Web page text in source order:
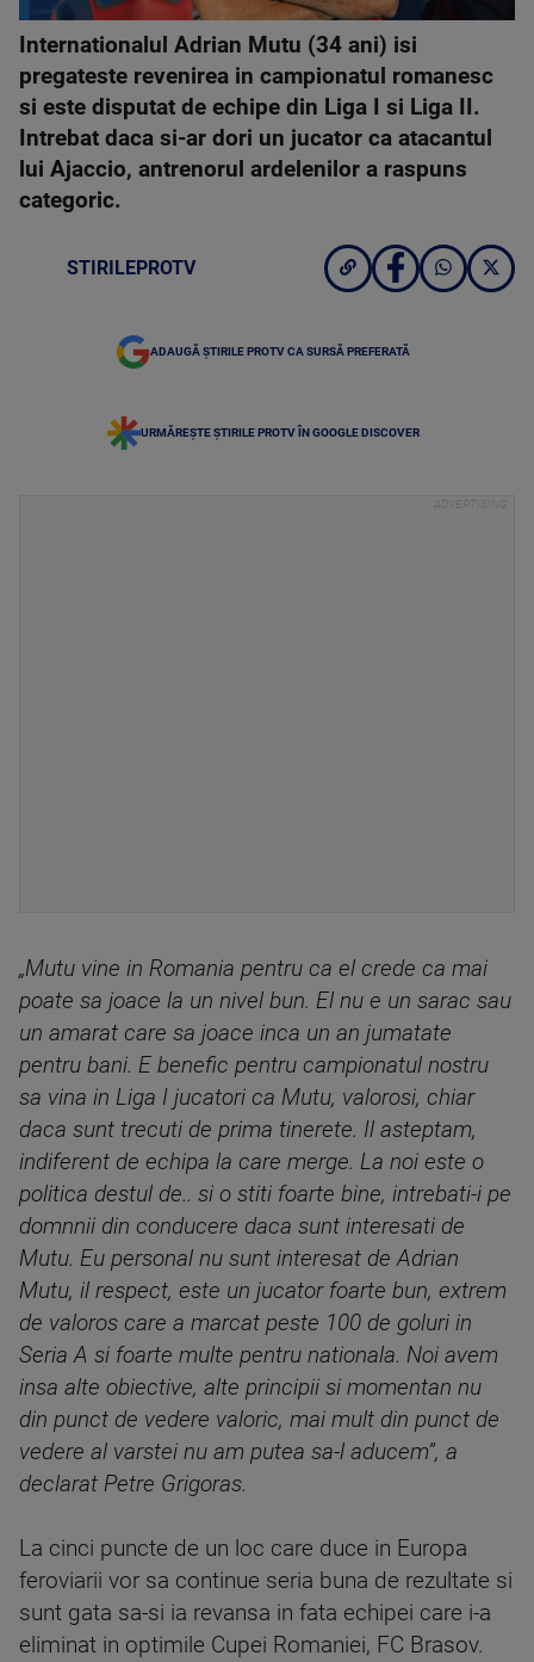
Internationalul Adrian Mutu (34 ani) isi
pregateste revenirea in campionatul romanesc
si este disputat de echipe din Liga I si Liga II.
Intrebat daca si-ar dori un jucator ca atacantul
lui Ajaccio, antrenorul ardelenilor a raspuns
categoric.
STIRILEPROTV
ADAUGĂ ȘTIRILE PROTV CA SURSĂ PREFERATĂ
URMĂREȘTE ȘTIRILE PROTV ÎN GOOGLE DISCOVER
„Mutu vine in Romania pentru ca el crede ca mai
poate sa joace la un nivel bun. El nu e un sarac sau
un amarat care sa joace inca un an jumatate
pentru bani. E benefic pentru campionatul nostru
sa vina in Liga I jucatori ca Mutu, valorosi, chiar
daca sunt trecuti de prima tinerete. Il asteptam,
indiferent de echipa la care merge. La noi este o
politica destul de.. si o stiti foarte bine, intrebati-i pe
domnnii din conducere daca sunt interesati de
Mutu. Eu personal nu sunt interesat de Adrian
Mutu, il respect, este un jucator foarte bun, extrem
de valoros care a marcat peste 100 de goluri in
Seria A si foarte multe pentru nationala. Noi avem
insa alte obiective, alte principii si momentan nu
din punct de vedere valoric, mai mult din punct de
vedere al varstei nu am putea sa-l aducem”, a
declarat Petre Grigoras.
La cinci puncte de un loc care duce in Europa
feroviarii vor sa continue seria buna de rezultate si
sunt gata sa-si ia revansa in fata echipei care i-a
eliminat in optimile Cupei Romaniei, FC Brasov.